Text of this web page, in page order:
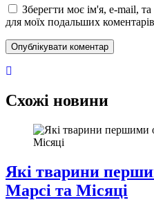
Зберегти моє ім'я, e-mail,
для моїх подальших
Схожі новини
Які тварини
Марсі та Місяці